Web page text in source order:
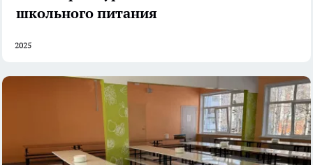
школьного питания
2025